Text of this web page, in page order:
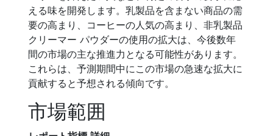
える味を開発します。乳製品を含まない商品の需
要の高まり、コーヒーの人気の高まり、非乳製品
クリーマー パウダーの使用の拡大は、今後数年
間の市場の主な推進力となる可能性があります。
これらは、予測期間中にこの市場の急速な拡大に
貢献すると予想される傾向です。
市場範囲